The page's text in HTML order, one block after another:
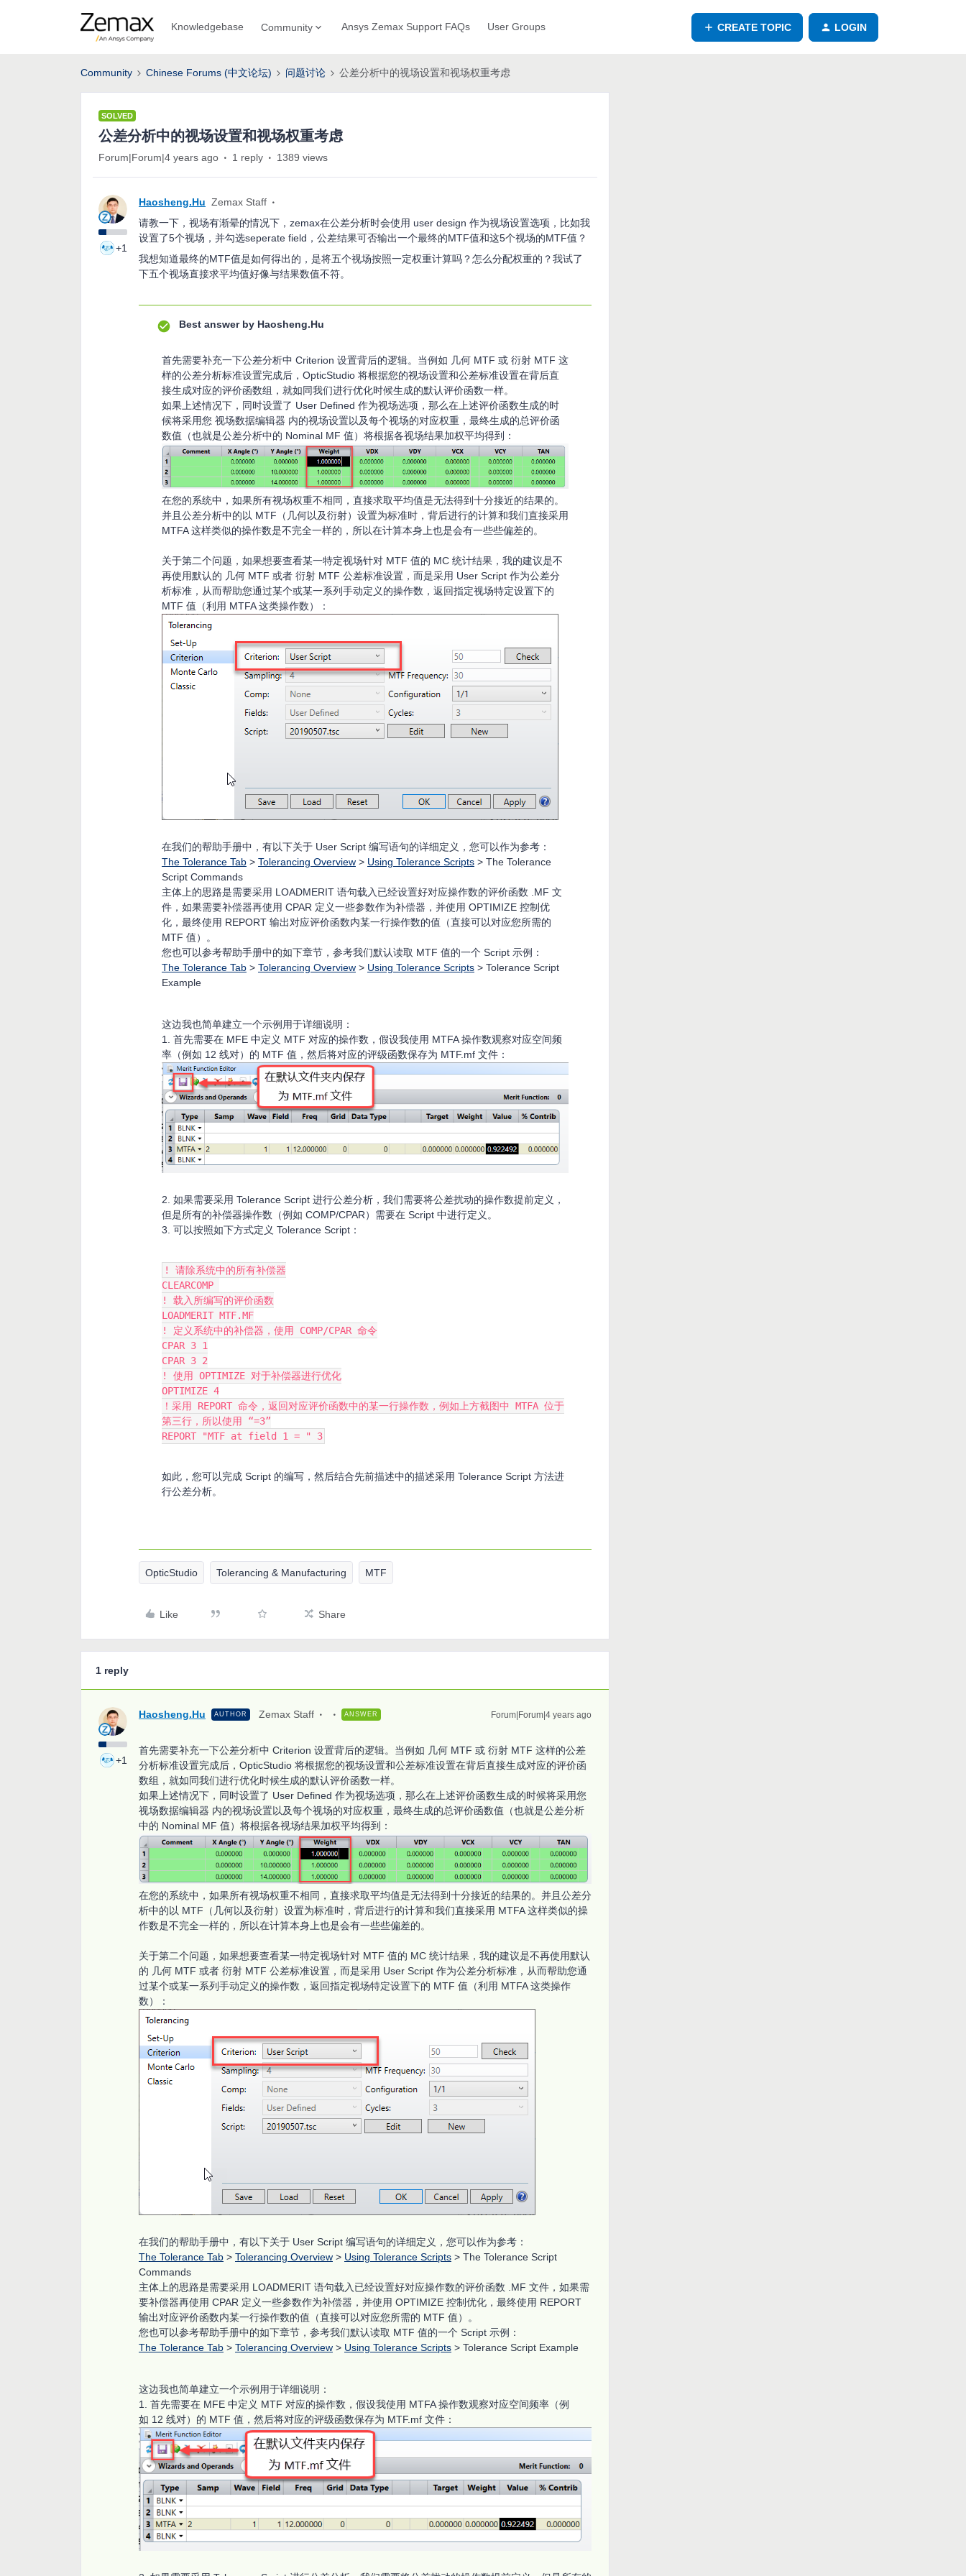
Knowledgebase Community Ansys Zemax Support FAQs User Groups CREATE TOPIC LOGIN
Community Chinese Forums (中文论坛) 问题讨论 公差分析中的视场设置和视场权重考虑
SOLVED
公差分析中的视场设置和视场权重考虑
Forum|Forum|4 years ago 1 reply 1389 views
+1
Haosheng.Hu Zemax Staff
请教一下，视场有渐晕的情况下，zemax在公差分析时会使用 user design 作为视场设置选项，比如我
设置了5个视场，并勾选seperate field，公差结果可否输出一个最终的MTF值和这5个视场的MTF值？
我想知道最终的MTF值是如何得出的，是将五个视场按照一定权重计算吗？怎么分配权重的？我试了
下五个视场直接求平均值好像与结果数值不符。
Best answer by Haosheng.Hu
首先需要补充一下公差分析中 Criterion 设置背后的逻辑。当例如 几何 MTF 或 衍射 MTF 这
样的公差分析标准设置完成后，OpticStudio 将根据您的视场设置和公差标准设置在背后直
接生成对应的评价函数组，就如同我们进行优化时候生成的默认评价函数一样。
如果上述情况下，同时设置了 User Defined 作为视场选项，那么在上述评价函数生成的时
候将采用您 视场数据编辑器 内的视场设置以及每个视场的对应权重，最终生成的总评价函
数值（也就是公差分析中的 Nominal MF 值）将根据各视场结果加权平均得到：
在您的系统中，如果所有视场权重不相同，直接求取平均值是无法得到十分接近的结果的。
并且公差分析中的以 MTF（几何以及衍射）设置为标准时，背后进行的计算和我们直接采用
MTFA 这样类似的操作数是不完全一样的，所以在计算本身上也是会有一些些偏差的。
关于第二个问题，如果想要查看某一特定视场针对 MTF 值的 MC 统计结果，我的建议是不
再使用默认的 几何 MTF 或者 衍射 MTF 公差标准设置，而是采用 User Script 作为公差分
析标准，从而帮助您通过某个或某一系列手动定义的操作数，返回指定视场特定设置下的
MTF 值（利用 MTFA 这类操作数）：
在我们的帮助手册中，有以下关于 User Script 编写语句的详细定义，您可以作为参考：
The Tolerance Tab > Tolerancing Overview > Using Tolerance Scripts > The Tolerance
Script Commands
主体上的思路是需要采用 LOADMERIT 语句载入已经设置好对应操作数的评价函数 .MF 文
件，如果需要补偿器再使用 CPAR 定义一些参数作为补偿器，并使用 OPTIMIZE 控制优
化，最终使用 REPORT 输出对应评价函数内某一行操作数的值（直接可以对应您所需的
MTF 值）。
您也可以参考帮助手册中的如下章节，参考我们默认读取 MTF 值的一个 Script 示例：
The Tolerance Tab > Tolerancing Overview > Using Tolerance Scripts > Tolerance Script
Example
这边我也简单建立一个示例用于详细说明：
1. 首先需要在 MFE 中定义 MTF 对应的操作数，假设我使用 MTFA 操作数观察对应空间频
率（例如 12 线对）的 MTF 值，然后将对应的评级函数保存为 MTF.mf 文件：
2. 如果需要采用 Tolerance Script 进行公差分析，我们需要将公差扰动的操作数提前定义，
但是所有的补偿器操作数（例如 COMP/CPAR）需要在 Script 中进行定义。
3. 可以按照如下方式定义 Tolerance Script：
! 请除系统中的所有补偿器
CLEARCOMP
! 载入所编写的评价函数
LOADMERIT MTF.MF
! 定义系统中的补偿器，使用 COMP/CPAR 命令
CPAR 3 1
CPAR 3 2
! 使用 OPTIMIZE 对于补偿器进行优化
OPTIMIZE 4
！采用 REPORT 命令，返回对应评价函数中的某一行操作数，例如上方截图中 MTFA 位于
第三行，所以使用 “=3”
REPORT "MTF at field 1 = " 3
如此，您可以完成 Script 的编写，然后结合先前描述中的描述采用 Tolerance Script 方法进
行公差分析。
OpticStudio Tolerancing & Manufacturing MTF
Like Share
1 reply
+1
Haosheng.Hu AUTHOR Zemax Staff ANSWER Forum|Forum|4 years ago
首先需要补充一下公差分析中 Criterion 设置背后的逻辑。当例如 几何 MTF 或 衍射 MTF 这样的公差
分析标准设置完成后，OpticStudio 将根据您的视场设置和公差标准设置在背后直接生成对应的评价函
数组，就如同我们进行优化时候生成的默认评价函数一样。
如果上述情况下，同时设置了 User Defined 作为视场选项，那么在上述评价函数生成的时候将采用您
视场数据编辑器 内的视场设置以及每个视场的对应权重，最终生成的总评价函数值（也就是公差分析
中的 Nominal MF 值）将根据各视场结果加权平均得到：
在您的系统中，如果所有视场权重不相同，直接求取平均值是无法得到十分接近的结果的。并且公差分
析中的以 MTF（几何以及衍射）设置为标准时，背后进行的计算和我们直接采用 MTFA 这样类似的操
作数是不完全一样的，所以在计算本身上也是会有一些些偏差的。
关于第二个问题，如果想要查看某一特定视场针对 MTF 值的 MC 统计结果，我的建议是不再使用默认
的 几何 MTF 或者 衍射 MTF 公差标准设置，而是采用 User Script 作为公差分析标准，从而帮助您通
过某个或某一系列手动定义的操作数，返回指定视场特定设置下的 MTF 值（利用 MTFA 这类操作
数）：
在我们的帮助手册中，有以下关于 User Script 编写语句的详细定义，您可以作为参考：
The Tolerance Tab > Tolerancing Overview > Using Tolerance Scripts > The Tolerance Script
Commands
主体上的思路是需要采用 LOADMERIT 语句载入已经设置好对应操作数的评价函数 .MF 文件，如果需
要补偿器再使用 CPAR 定义一些参数作为补偿器，并使用 OPTIMIZE 控制优化，最终使用 REPORT
输出对应评价函数内某一行操作数的值（直接可以对应您所需的 MTF 值）。
您也可以参考帮助手册中的如下章节，参考我们默认读取 MTF 值的一个 Script 示例：
The Tolerance Tab > Tolerancing Overview > Using Tolerance Scripts > Tolerance Script Example
这边我也简单建立一个示例用于详细说明：
1. 首先需要在 MFE 中定义 MTF 对应的操作数，假设我使用 MTFA 操作数观察对应空间频率（例
如 12 线对）的 MTF 值，然后将对应的评级函数保存为 MTF.mf 文件：